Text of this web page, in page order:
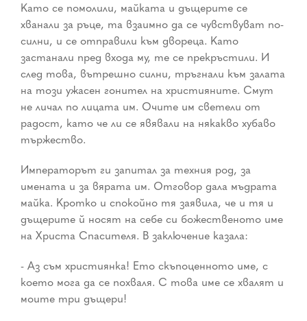
Като се помолили, майката и дъщерите се
хванали за ръце, та взаимно да се чувствуват по-
силни, и се отправили към двореца. Като
застанали пред входа му, те се прекръстили. И
след това, вътрешно силни, тръгнали към залата
на този ужасен гонител на християните. Смут
не личал по лицата им. Очите им светели от
радост, като че ли се явявали на някакво хубаво
тържество.
Императорът ги запитал за техния род, за
имената и за вярата им. Отговор дала мъдрата
майка. Кротко и спокойно тя заявила, че и тя и
дъщерите й носят на себе си божественото име
на Христа Спасителя. В заключение казала:
- Аз съм християнка! Ето скъпоценното име, с
което мога да се похваля. С това име се хвалят и
моите три дъщери!